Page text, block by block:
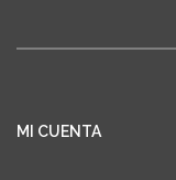
MI CUENTA